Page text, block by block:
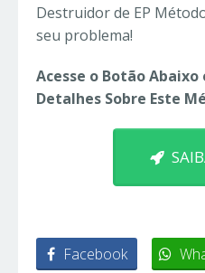
Destruidor de EP
seu problema!
Acesse o Botão Abaixo
Detalhes Sobre Este
Facebook